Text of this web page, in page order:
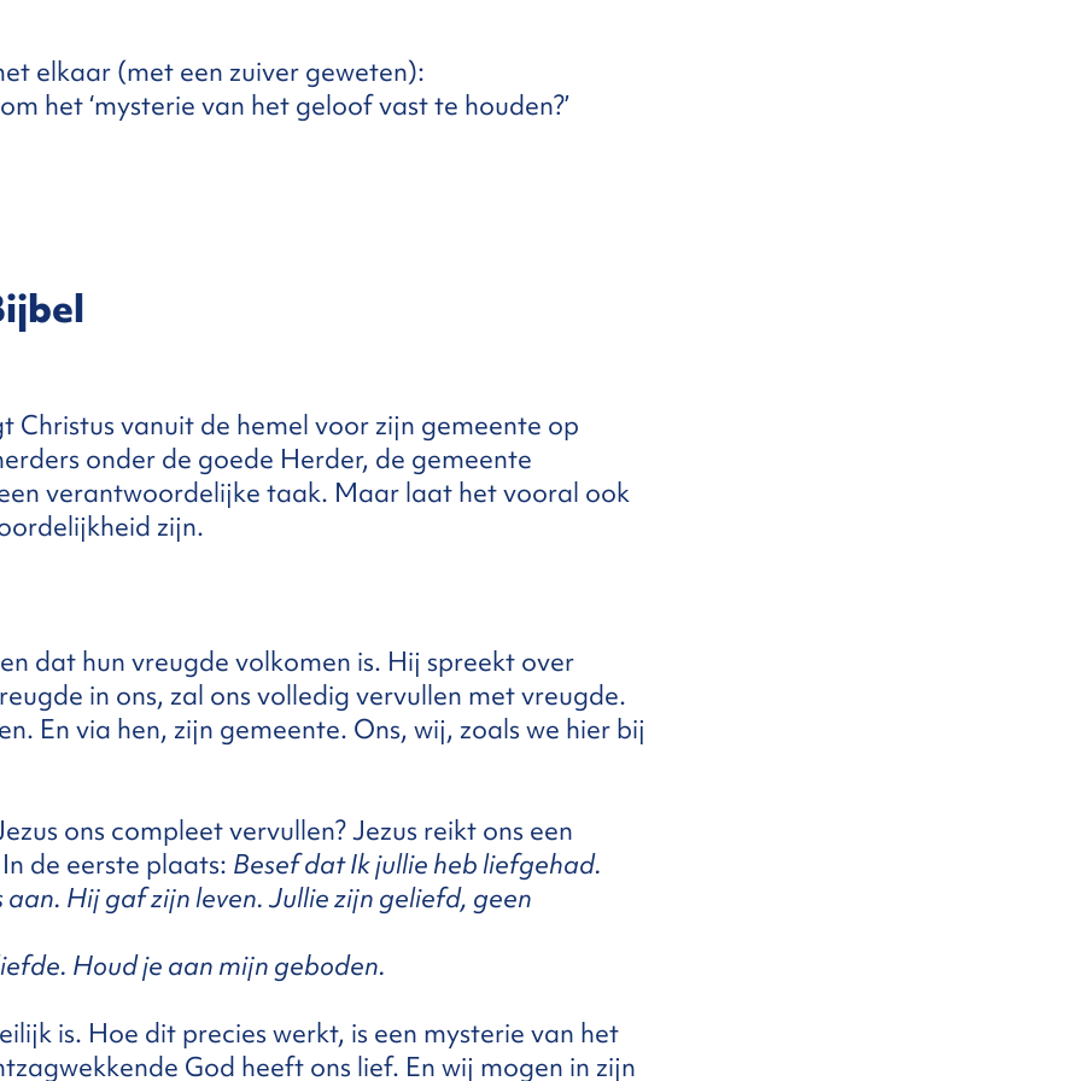
elkaar (met een zuiver geweten):
het ‘mysterie van het geloof vast te houden?’
Christus vanuit de hemel voor zijn gemeente op
onder de goede Herder, de gemeente
verantwoordelijke taak. Maar laat het vooral ook
zijn.
dat hun vreugde volkomen is. Hij spreekt over
in ons, zal ons volledig vervullen met vreugde.
En via hen, zijn gemeente. Ons, wij, zoals we hier bij
ons compleet vervullen? Jezus reikt ons een
de eerste plaats: Besef dat Ik jullie heb liefgehad.
Hij gaf zijn leven. Jullie zijn geliefd, geen
Houd je aan mijn geboden.
is. Hoe dit precies werkt, is een mysterie van het
God heeft ons lief. En wij mogen in zijn